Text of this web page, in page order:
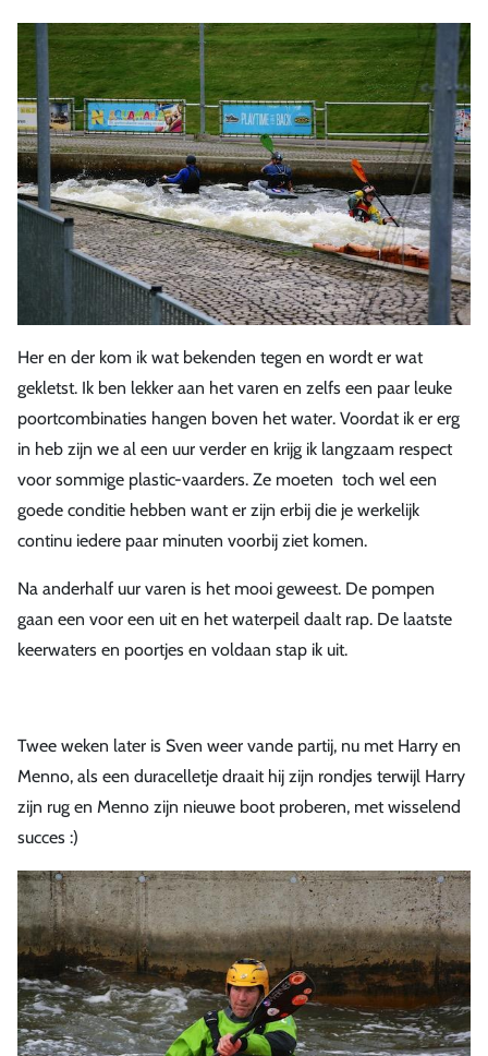
Her en der kom ik wat bekenden tegen en wordt er wat
gekletst. Ik ben lekker aan het varen en zelfs een paar leuke
poortcombinaties hangen boven het water. Voordat ik er erg
in heb zijn we al een uur verder en krijg ik langzaam respect
voor sommige plastic-vaarders. Ze moeten toch wel een
goede conditie hebben want er zijn erbij die je werkelijk
continu iedere paar minuten voorbij ziet komen.
Na anderhalf uur varen is het mooi geweest. De pompen
gaan een voor een uit en het waterpeil daalt rap. De laatste
keerwaters en poortjes en voldaan stap ik uit.
Twee weken later is Sven weer vande partij, nu met Harry en
Menno, als een duracelletje draait hij zijn rondjes terwijl Harry
zijn rug en Menno zijn nieuwe boot proberen, met wisselend
succes :)